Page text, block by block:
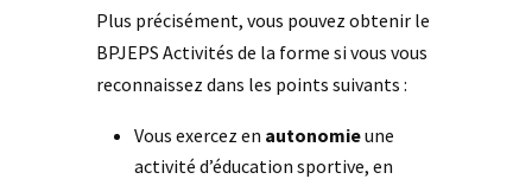
Plus précisément, vous pouvez obtenir le
BPJEPS Activités de la forme si vous vous
reconnaissez dans les points suivants :
Vous exercez en autonomieune
activité d’éducation sportive, en